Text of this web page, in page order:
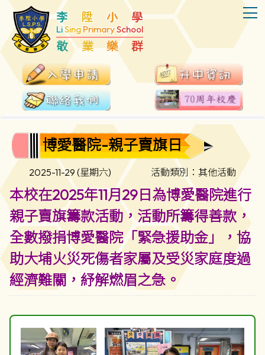
李 陞 小 學
LiSingPrimarySchool
敬 業 樂 群
博愛醫院-親子賣旗日
2025-11-29 (星期六) 活動類別：其他活動
本校在2025年11月29日為博愛醫院進行
親子賣旗籌款活動，活動所籌得善款，
全數撥捐博愛醫院「緊急援助金」，協
助大埔火災死傷者家屬及受災家庭度過
經濟難關，紓解燃眉之急。